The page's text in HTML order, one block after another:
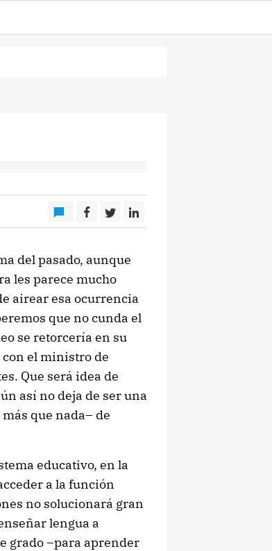
del pasado, aunque
les parece mucho
airear esa ocurrencia
que no cunda el
se retorcería en su
con el ministro de
Que será idea de
así no deja de ser una
que nada– de
educativo, en la
a la función
no solucionará gran
lengua a
grado –para aprender